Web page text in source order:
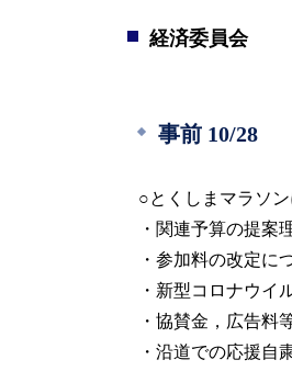
経済委員会
事前 10/28
○とくしまマラソ
・関連予算の提案
・参加料の改定に
・新型コロナウイ
・協賛金，広告料
・沿道での応援自